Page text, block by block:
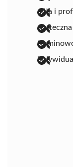
miła i